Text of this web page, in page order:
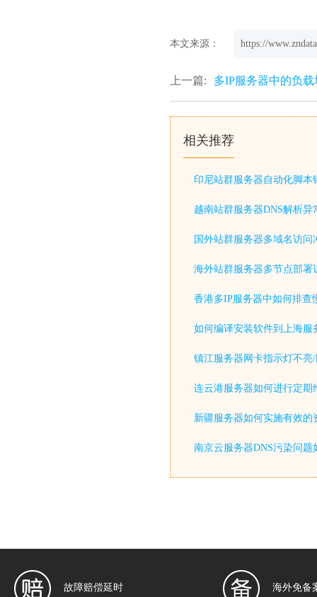
本文来源： https://
上一篇: 多IP服务器中的负
相关推荐
印尼站群服务器自动化脚本
越南站群服务器DNS解析异
国外站群服务器多域名访问
海外站群服务器多节点部署
香港多IP服务器中如何排查
如何编译安装软件到上海服
镇江服务器网卡指示灯不亮
连云港服务器如何进行定期
新疆服务器如何实施有效的
南京云服务器DNS污染问题
故障赔偿延时 海外免备